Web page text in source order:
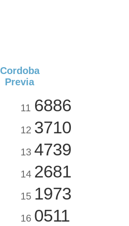
Cordoba
Previa
11 6886
12 3710
13 4739
14 2681
15 1973
16 0511